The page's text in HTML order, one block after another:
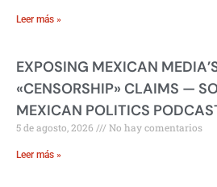
Leer más »
EXPOSING MEXICAN
«CENSORSHIP» CLAIMS —
MEXICAN POLITICS
5 de agosto, 2026 No hay comentarios
Leer más »